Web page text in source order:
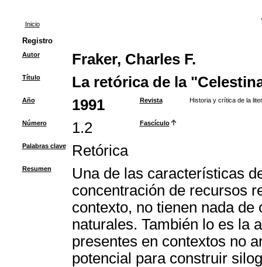
Inicio
Registro
Autor Fraker, Charles F.
Título La retórica de la
Año 1991 Revista Historia y crítica de la
Número 1.2 Fascículo
Palabras clave Retórica
Resumen
Una de las características
concentración de recursos
contexto, no tienen nada
naturales. También lo es la
presentes en contextos no
potencial para construir